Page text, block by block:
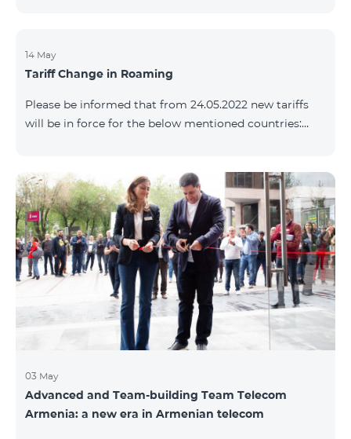
տեղափոխվում են նոր Սակագնային
փաթեթների՝ համաձայն ստորին աղյուսակի․
փաթեթ Տանգո Հետվճարային «Սմարթ 15000»
Ֆլամենկո
14 May
Tariff Change in Roaming
Please be informed that from 24.05.2022 new tariffs
will be in force for the below mentioned countries:
International – 2500 AMD/minute Outgoing calls local
– 800 AMD/minute SMS – 500 AMD Internet – 8000
AMD/MB Country list: Angola, Bermuda, Burkina
Fasso, Cape Verde, Cuba, Chili, Dominican Republic,
Equatorial Guinea, Ethiopia, Gambia, Guinea,
Madagascar, Malawi, Maldives, Monaco, Mongolia,
Namibi
03 May
Advanced and Team-building Team Telecom
Armenia: a new era in Armenian telecom